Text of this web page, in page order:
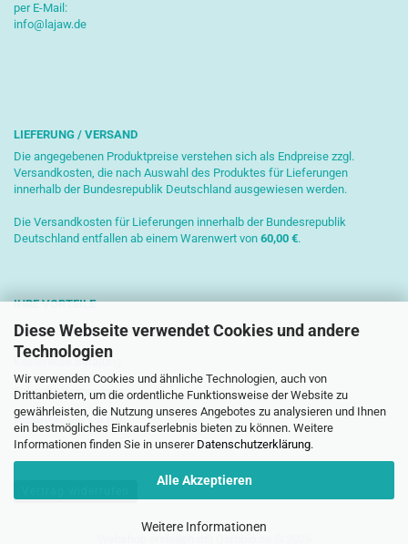
Diese Webseite verwendet Cookies und andere
Technologien
Wir verwenden Cookies und ähnliche Technologien, auch von
Drittanbietern, um die ordentliche Funktionsweise der Website zu
gewährleisten, die Nutzung unseres Angebotes zu analysieren und Ihnen
ein bestmögliches Einkaufserlebnis bieten zu können. Weitere
Informationen finden Sie in unserer Datenschutzerklärung.
Alle Akzeptieren
Weitere Informationen
per E-Mail:
info@lajaw.de
LIEFERUNG / VERSAND
Die angegebenen Produktpreise verstehen sich als Endpreise zzgl.
Versandkosten, die nach Auswahl des Produktes für Lieferungen
innerhalb der Bundesrepublik Deutschland ausgewiesen werden.
Die Versandkosten für Lieferungen innerhalb der Bundesrepublik
Deutschland entfallen ab einem Warenwert von 60,00 €.
IHRE VORTEILE
Sichere Zahlung mit SSL-Verschlüsselung
Kostenlose Beratung
Schnelle Versendung
Paketversand mit DHL